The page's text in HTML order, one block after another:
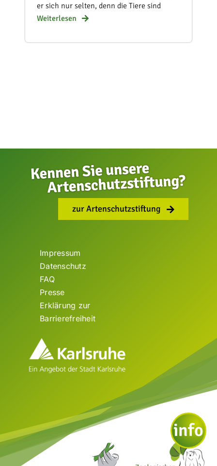
er sich nur selten, denn die Tiere sind
überwiegend dämmerungs- und nachtaktiv.
sie vor Fressfeinden und hilft ihnen, die für
Wälder in landwirtschaftliche Flächen
lassen ihren Lebensraum immer weiter
schrumpfen. Zusätzlich werden die Tiere
Weiterlesen
zur Artenschutzstiftung
Impressum
Datenschutz
FAQ
Presse
Erklärung zur
Barrierefreiheit
info